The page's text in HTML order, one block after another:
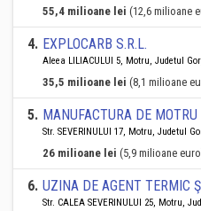
55,4 milioane lei (12,6 milioane
4. EXPLOCARB S.R.L.
Aleea LILIACULUI 5, Motru, Judetul
35,5 milioane lei (8,1 milioane
5. MANUFACTURA DE
Str. SEVERINULUI 17, Motru, Judetul
26 milioane lei (5,9 milioane
6.
Str. CALEA SEVERINULUI 25, Motru,